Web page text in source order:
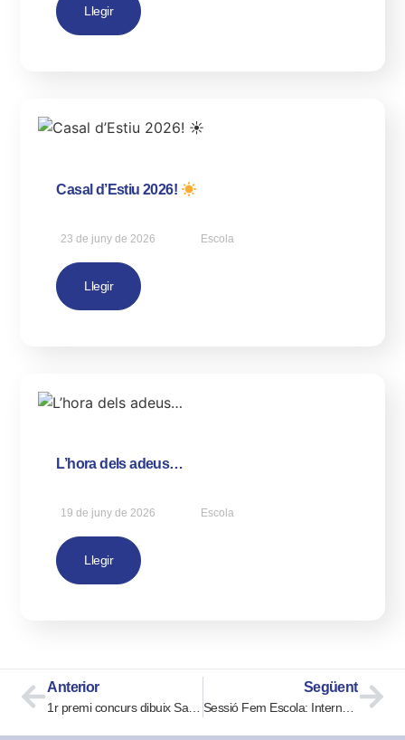
Llegir
Casal d’Estiu 2026!
23 de juny de 2026 Escola
Llegir
L’hora dels adeus…
19 de juny de 2026 Escola
Llegir
Anterior Següent